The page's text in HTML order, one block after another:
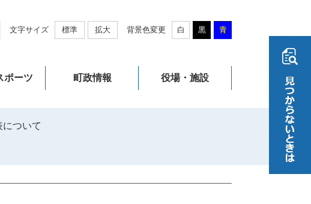
文字サイズ 標準 拡大 背景色変更 白 黒 青
ポーツ 町政情報 役場・施設
ついて